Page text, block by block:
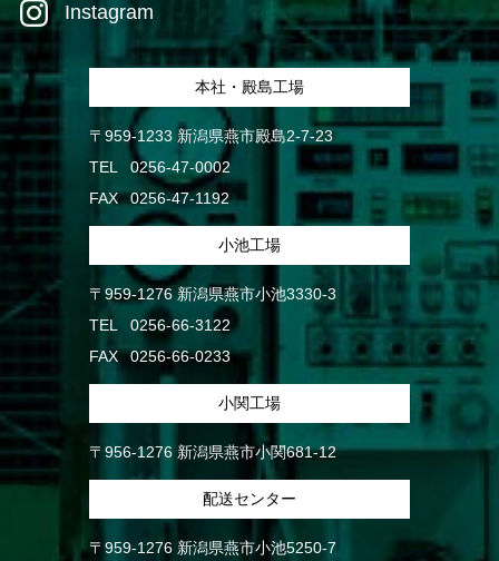
Instagram
本社・殿島工場
〒959-1233 新潟県燕市殿島2-7-23
TEL
0256-47-0002
FAX
0256-47-1192
小池工場
〒959-1276 新潟県燕市小池3330-3
TEL
0256-66-3122
FAX
0256-66-0233
小関工場
〒956-1276 新潟県燕市小関681-12
配送センター
〒959-1276 新潟県燕市小池5250-7